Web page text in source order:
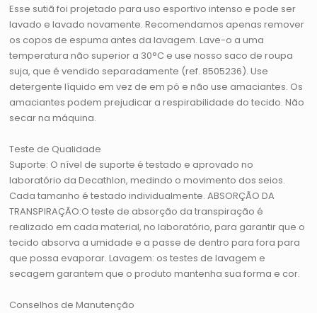
Esse sutiã foi projetado para uso esportivo intenso e pode ser
lavado e lavado novamente. Recomendamos apenas remover
os copos de espuma antes da lavagem. Lave-o a uma
temperatura não superior a 30°C e use nosso saco de roupa
suja, que é vendido separadamente (ref. 8505236). Use
detergente líquido em vez de em pó e não use amaciantes. Os
amaciantes podem prejudicar a respirabilidade do tecido. Não
secar na máquina.
Teste de Qualidade
Suporte: O nível de suporte é testado e aprovado no
laboratório da Decathlon, medindo o movimento dos seios.
Cada tamanho é testado individualmente. ABSORÇÃO DA
TRANSPIRAÇÃO:O teste de absorção da transpiração é
realizado em cada material, no laboratório, para garantir que o
tecido absorva a umidade e a passe de dentro para fora para
que possa evaporar. Lavagem: os testes de lavagem e
secagem garantem que o produto mantenha sua forma e cor.
Conselhos de Manutenção